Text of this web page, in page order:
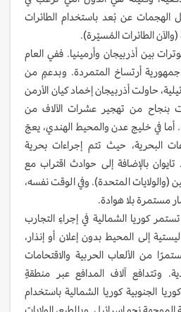
الهجمات عن بُعد باستخدام الطائرات
الطائرات المُسيّرة).
بين أذربيجان وأرمينيا. ففي العام
أرتساخ المتمردة. وبدعمٍ من
حاولت أذربيجان إخماد كيان الأرمن
بنجاح من تهجير عشرات الآلاف من
أما في خليج عدن والمحيط الهندي، يعجّ
البحرية، حيث تتم إجراءات بحرية
بالإضافة إلى حوادث اقتراب مع
(والولايات المتحدة). وفي الوقت نفسه،
مستمرة بلا هوادة.
كوريا الشمالية في إجراءِ التجارب
إلى المحيط بدون إعلان أو إنذار،
من الألعاب الحربية والاقتحامات
وتتدافع آلاف المدافع عبر منطقةٍ
الجنوبية كوريا الشمالية باستخدام